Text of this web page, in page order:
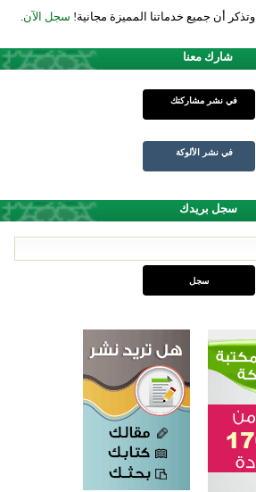
وتذكر أن جميع خدماتنا المميزة مجانية! سجل الآن.
شارك معنا
في نشر مشاركتك
في نشر الألوكة
سجل بريدك